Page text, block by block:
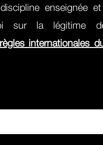
enseignée
sur la légitime
internationales